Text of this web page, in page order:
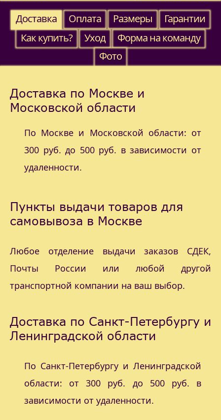
Доставка
Оплата Размеры
Гарантии
Как купить?
Уход
Форма на команду
Фото
Доставка по Москве и
Московской области
По Москве и Московской области: от
300 руб. до 500 руб. в зависимости от
удаленности.
Пункты выдачи товаров для
самовывоза в Москве
Любое отделение выдачи заказов СДЕК,
Почты России или любой другой
транспортной компании на ваш выбор.
Доставка по Санкт-Петербургу и
Ленинградской области
По Санкт-Петербургу и Ленинградской
области: от 300 руб. до 500 руб. в
зависимости от удаленности.